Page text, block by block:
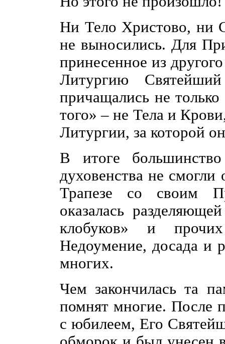
Ни Тело Христово, ни
не выносились. Для
принесенное из
Литургию
причащались не
того» – не Тела и
Литургии, за которой
В итоге большинство
духовенства не смогли
Трапезе со своим
оказалась
клобуков» и
Недоумение, досада и
многих.
Чем закончилась та
помнят многие. После
с юбилеем, Его